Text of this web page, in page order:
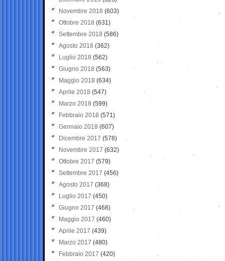
Novembre 2018 (603)
Ottobre 2018 (631)
Settembre 2018 (586)
Agosto 2018 (362)
Luglio 2018 (562)
Giugno 2018 (563)
Maggio 2018 (634)
Aprile 2018 (547)
Marzo 2018 (599)
Febbraio 2018 (571)
Gennaio 2018 (607)
Dicembre 2017 (578)
Novembre 2017 (632)
Ottobre 2017 (579)
Settembre 2017 (456)
Agosto 2017 (368)
Luglio 2017 (450)
Giugno 2017 (468)
Maggio 2017 (460)
Aprile 2017 (439)
Marzo 2017 (480)
Febbraio 2017 (420)